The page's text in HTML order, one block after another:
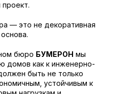
— это не декоративная
бюро БУМЕРОН мы
домов как к инженерно-
быть не только
устойчивым к